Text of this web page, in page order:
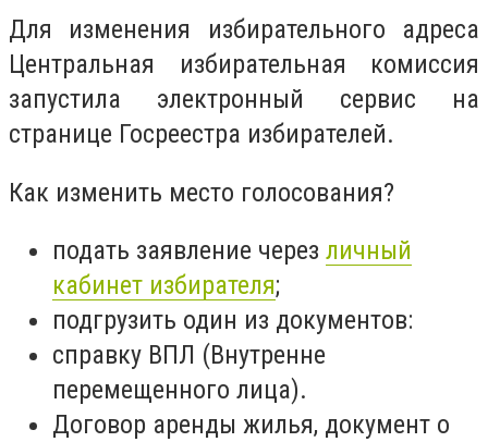
Для изменения избирательного адреса
Центральная избирательная комиссия
запустила электронный сервис на
странице Госреестра избирателей.
Как изменить место голосования?
подать заявление через личный
кабинет избирателя;
подгрузить один из документов:
справку ВПЛ (Внутренне
перемещенного лица).
Договор аренды жилья, документ о